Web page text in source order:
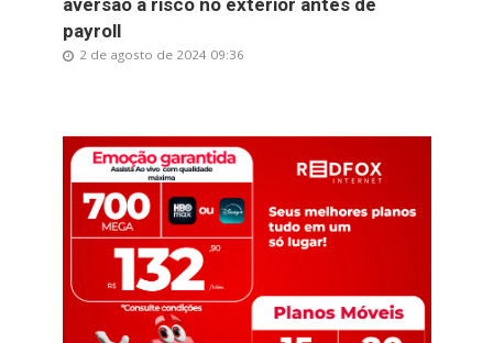
aversão a risco no exterior antes de
payroll
2 de agosto de 2024 09:36